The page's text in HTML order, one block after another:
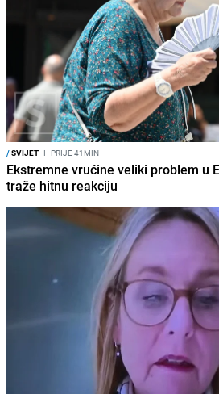
/SVIJET I PRIJE 41MIN
Ekstremne vrućine veliki problem u
traže hitnu reakciju